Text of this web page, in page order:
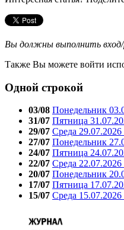
Вы должны выполнить
Также Вы можете войти
Одной строкой
03/08 Понедельник
31/07 Пятница
29/07 Среда 29.07.2026
27/07 Понедельник
24/07 Пятница
22/07 Среда 22.07.2026
20/07 Понедельник
17/07 Пятница
15/07 Среда 15.07.2026